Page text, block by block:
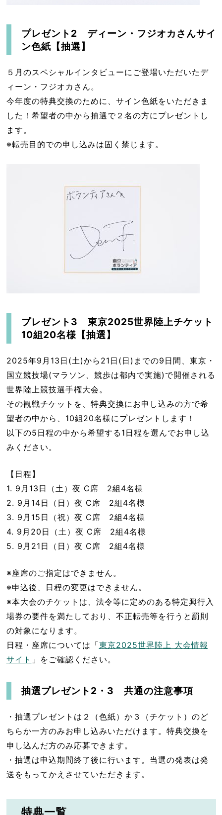
プレゼント2 ディーン・フジオカさんサイ
ン色紙【抽選】
５月のスペシャルインタビューにご登場いただいたデ
ィーン・フジオカさん。
今年度の特典交換のために、サイン色紙をいただきま
した！希望者の中から抽選で２名の方にプレゼントし
ます。
※転売目的での申し込みは固く禁じます。
プレゼント3 東京2025世界陸上チケット
10組20名様【抽選】
2025年9月13日(土)から21日(日)までの9日間、東京・
国立競技場(マラソン、競歩は都内で実施)で開催される
世界陸上競技選手権大会。
その観戦チケットを、特典交換にお申し込みの方で希
望者の中から、10組20名様にプレゼントします！
以下の5日程の中から希望する1日程を選んでお申し込
みください。
【日程】
1. 9月13日（土）夜 C席 2組4名様
2. 9月14日（日）夜 C席 2組4名様
3. 9月15日（祝）夜 C席 2組4名様
4. 9月20日（土）夜 C席 2組4名様
5. 9月21日（日）夜 C席 2組4名様
※座席のご指定はできません。
※申込後、日程の変更はできません。
※本大会のチケットは、法令等に定めのある特定興行入
場券の要件を満たしており、不正転売等を行うと罰則
の対象になります。
日程・座席については「東京2025世界陸上 大会情報
サイト 」をご確認ください。
抽選プレゼント2・3 共通の注意事項
・抽選プレゼントは２（色紙）か３（チケット）のど
ちらか一方のみお申し込みいただけます。特典交換を
申し込んだ方のみ応募できます。
・抽選は申込期間終了後に行います。当選の発表は発
送をもってかえさせていただきます。
特典一覧